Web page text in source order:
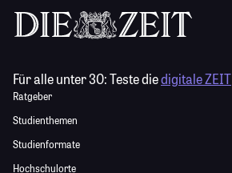
Für alle unter 30:Teste diedigitale ZEIT
Ratgeber
Studienthemen
Studienformate
Hochschulorte